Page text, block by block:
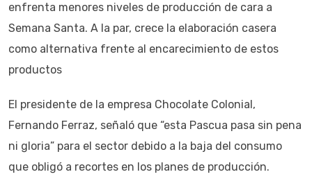
enfrenta menores niveles de producción de cara a
Semana Santa. A la par, crece la elaboración casera
como alternativa frente al encarecimiento de estos
productos
El presidente de la empresa Chocolate Colonial,
Fernando Ferraz, señaló que “esta Pascua pasa sin pena
ni gloria” para el sector debido a la baja del consumo
que obligó a recortes en los planes de producción.